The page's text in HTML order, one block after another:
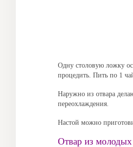
Одну столовую ложку
процедить. Пить по 1
Наружно из отвара
переохлаждения.
Настой можно
Отвар из молодых